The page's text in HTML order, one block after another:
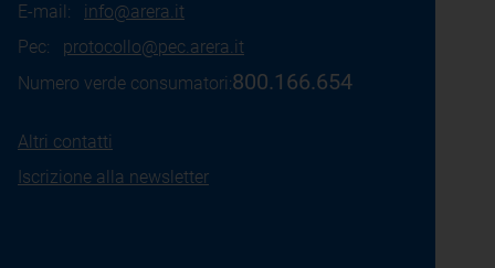
E-mail: info@arera.it
Pec: protocollo@pec.arera.it
Numero verde consumatori:800.166.654
Altri contatti
Iscrizione alla newsletter